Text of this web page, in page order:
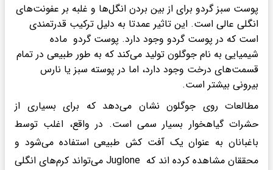
پوست سبز گردو برای از بین بردن انگل‌ها و غلبه بر عفونت‌های
انگلی عالی است. این تاثیر عمدتا به دلیل ترکیب قدرتمندی
است که در پوست گردو وجود دارد. پوست گردو ماده
شیمیایی به نام جوگلون تولید می‌کند که به طور طبیعی در تمام
قسمت‌های درخت وجود دارد، اما در پوسته سبز یا نارس
بیرونی بیشتر است.
مطالعات روی جوگلون نشان می‌دهد که برای بسیاری از
حشرات گیاهخوار بسیار سمی است. در واقع، اغلب توسط
باغبانان به عنوان یک آفت کش طبیعی استفاده می‌شود و
محققان مشاهده کرده اند که Juglone می‌تواند کرم‌های انگلی